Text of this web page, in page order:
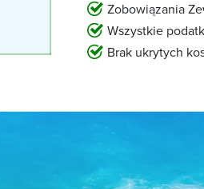
Zobowiązania
Wszystkie
Brak ukrytych